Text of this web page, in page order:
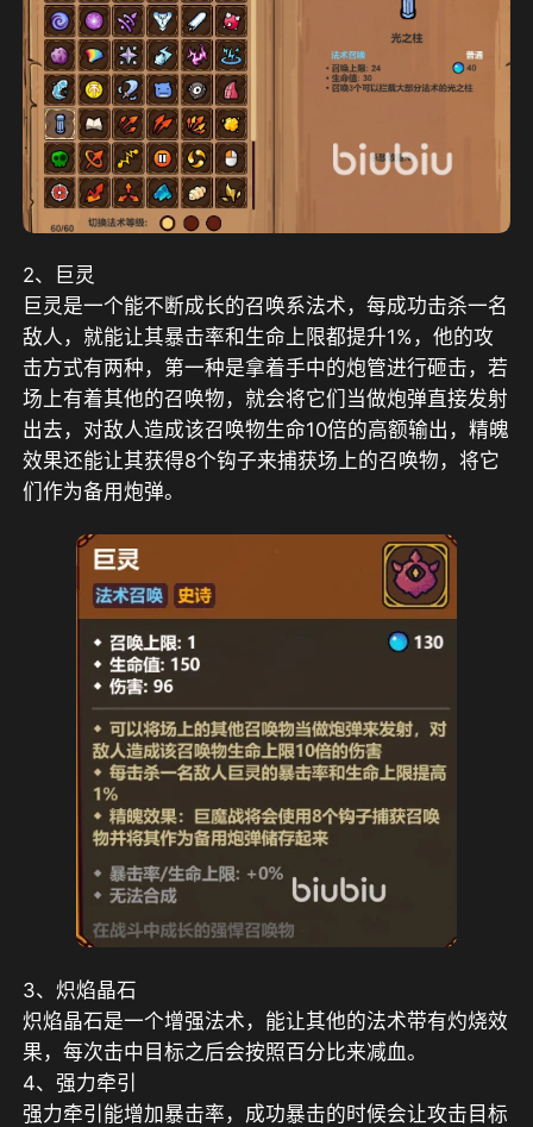
2、巨灵
巨灵是一个能不断成长的召唤系法术，每成功击杀一名
敌人，就能让其暴击率和生命上限都提升1%，他的攻
击方式有两种，第一种是拿着手中的炮管进行砸击，若
场上有着其他的召唤物，就会将它们当做炮弹直接发射
出去，对敌人造成该召唤物生命10倍的高额输出，精魄
效果还能让其获得8个钩子来捕获场上的召唤物，将它
们作为备用炮弹。
3、炽焰晶石
炽焰晶石是一个增强法术，能让其他的法术带有灼烧效
果，每次击中目标之后会按照百分比来减血。
4、强力牵引
强力牵引能增加暴击率，成功暴击的时候会让攻击目标